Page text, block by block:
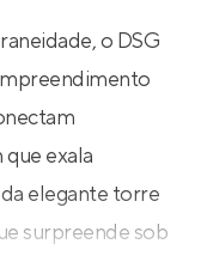
o DSG
exala
elegante torre
surpreende sob